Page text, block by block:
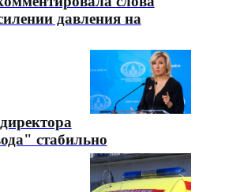
давления на
стабильно